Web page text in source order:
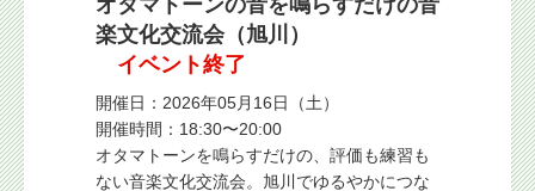
オタマトーンの音を鳴らすだけの音
楽文化交流会（旭川）
イベント終了
開催日：2026年05月16日（土）
開催時間：18:30〜20:00
オタマトーンを鳴らすだけの、評価も練習も
ない音楽文化交流会。旭川でゆるやかにつな